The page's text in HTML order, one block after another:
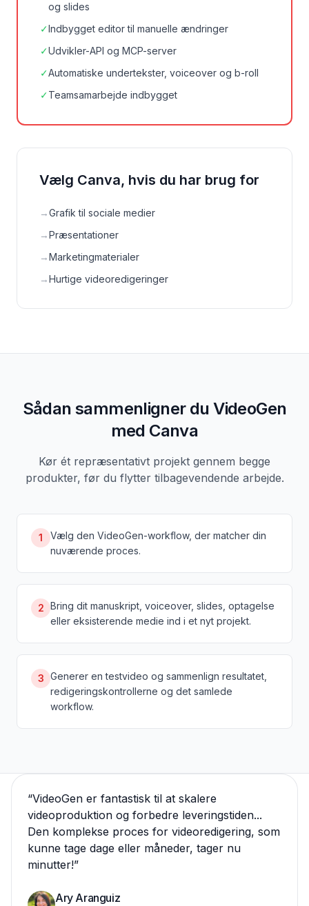
og slides
✓Indbygget editor til manuelle ændringer
✓Udvikler-API og MCP-server
✓Automatiske undertekster, voiceover og b-roll
✓Teamsamarbejde indbygget
Vælg Canva, hvis du har brug for
→Grafik til sociale medier
→Præsentationer
→Marketingmaterialer
→Hurtige videoredigeringer
Sådan sammenligner du VideoGen
med Canva
Kør ét repræsentativt projekt gennem begge
produkter, før du flytter tilbagevendende arbejde.
1
Vælg den VideoGen-workflow, der matcher din
nuværende proces.
2 Bring dit manuskript, voiceover, slides, optagelse
eller eksisterende medie ind i et nyt projekt.
3 Generer en testvideo og sammenlign resultatet,
redigeringskontrollerne og det samlede
workflow.
“VideoGen er fantastisk til at skalere
videoproduktion og forbedre leveringstiden...
Den komplekse proces for videoredigering, som
kunne tage dage eller måneder, tager nu
minutter!”
Ary Aranguiz